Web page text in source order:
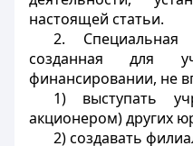
настоящей статьи.
2. Специальная
созданная для
финансировании, не
1) выступать
акционером) других
2) создавать